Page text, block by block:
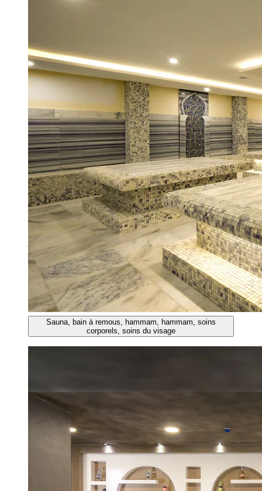
Sauna, bain à remous, hammam, hammam, soins
corporels, soins du visage